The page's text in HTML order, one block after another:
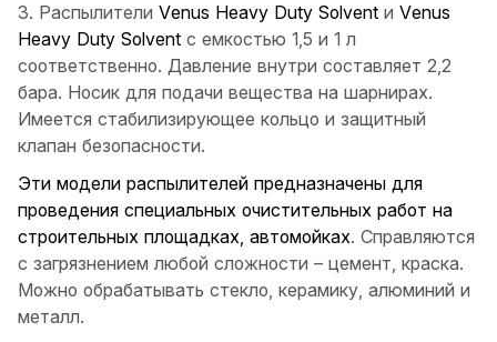
3. Распылители Venus Heavy Duty Solvent и Venus
Heavy Duty Solvent с емкостью 1,5 и 1 л
соответственно. Давление внутри составляет 2,2
бара. Носик для подачи вещества на шарнирах.
Имеется стабилизирующее кольцо и защитный
клапан безопасности.
Эти модели распылителей предназначены для
проведения специальных очистительных работ на
строительных площадках, автомойках. Справляются
с загрязнением любой сложности – цемент, краска.
Можно обрабатывать стекло, керамику, алюминий и
металл.